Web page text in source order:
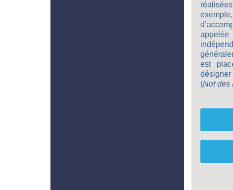
est
désigner
(Not des